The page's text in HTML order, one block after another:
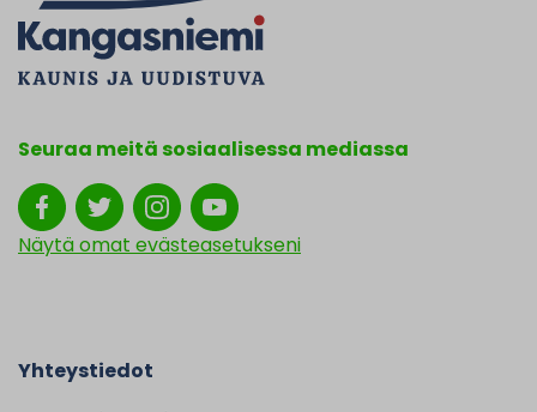
Seuraa meitä sosiaalisessa mediassa
Näytä omat evästeasetukseni
Yhteystiedot